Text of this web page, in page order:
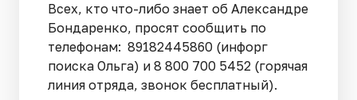
Всех, кто что-либо знает об Александре
Бондаренко, просят сообщить по
телефонам: 89182445860 (инфорг
поиска Ольга) и 8 800 700 5452 (горячая
линия отряда, звонок бесплатный).